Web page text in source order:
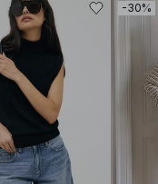
-30%